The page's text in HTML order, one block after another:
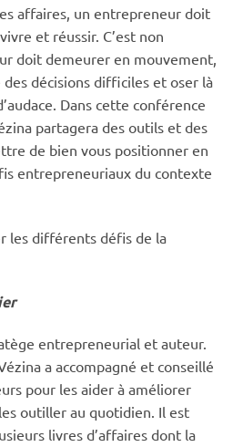
affaires, un entrepreneur doit
et réussir. C’est non
doit demeurer en mouvement,
des décisions difficiles et oser là
Dans cette conférence
partagera des outils et des
de bien vous positionner en
entrepreneuriaux du contexte
les différents défis de la
entrepreneurial et auteur.
a accompagné et conseillé
pour les aider à améliorer
outiller au quotidien. Il est
livres d’affaires dont la